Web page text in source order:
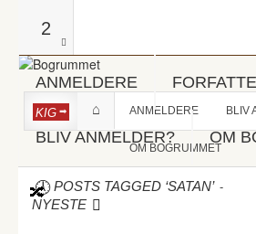
2
ANMELDERE
BLIV ANMELDER? OM
KIG ANMELDERE BLIV
OM BOGRUMMET
POSTS TAGGED ‘SATAN’ -
NYESTE